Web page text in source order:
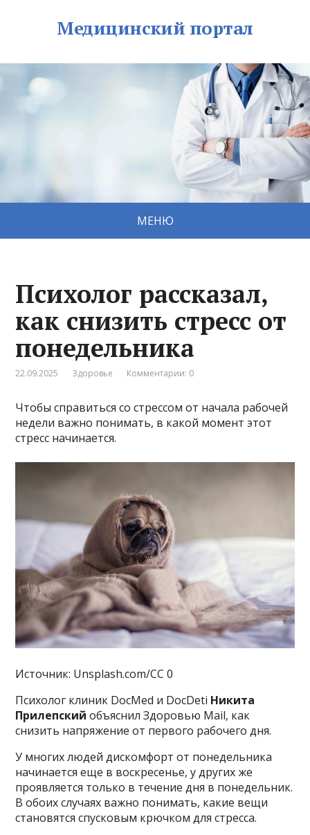
Медицинский портал
МЕНЮ
Психолог рассказал,
как снизить стресс от
понедельника
22.09.2025 Здоровье Комментарии: 0
Чтобы справиться со стрессом от начала рабочей
недели важно понимать, в какой момент этот
стресс начинается.
Источник: Unsplash.com/CC 0
Психолог клиник DocMed и DocDeti Никита
Прилепский объяснил Здоровью Mail, как
снизить напряжение от первого рабочего дня.
У многих людей дискомфорт от понедельника
начинается еще в воскресенье, у других же
проявляется только в течение дня в понедельник.
В обоих случаях важно понимать, какие вещи
становятся спусковым крючком для стресса.